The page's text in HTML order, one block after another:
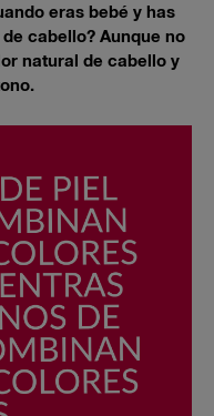
eras bebé y has
cabello? Aunque no
natural de cabello y